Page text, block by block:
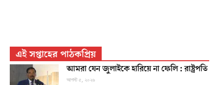
এই সপ্তাহের পাঠকপ্রিয়
আমরা যেন জুলাইকে হারিয়ে না ফেলি : রাষ্ট্রপতি
আগস্ট ৫, ২০২৬